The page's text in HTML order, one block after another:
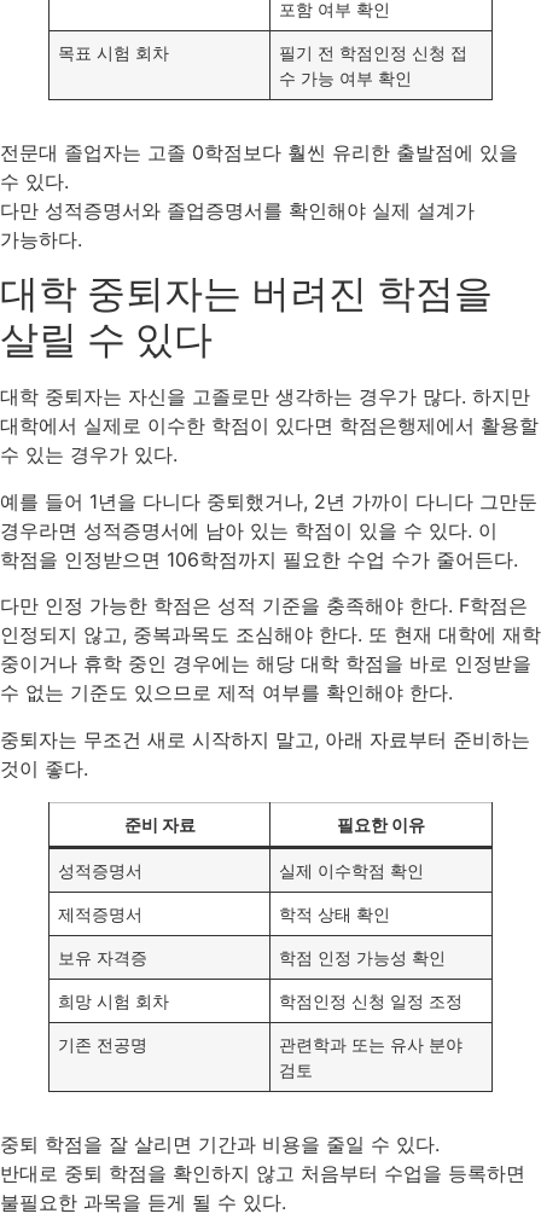
포함 여부 확인
목표 시험 회차
필기 전 학점인정 신청 접
수 가능 여부 확인
전문대 졸업자는 고졸 0학점보다 훨씬 유리한 출발점에 있을
수 있다.
다만 성적증명서와 졸업증명서를 확인해야 실제 설계가
가능하다.
대학 중퇴자는 버려진 학점을
살릴 수 있다
대학 중퇴자는 자신을 고졸로만 생각하는 경우가 많다. 하지만
대학에서 실제로 이수한 학점이 있다면 학점은행제에서 활용할
수 있는 경우가 있다.
예를 들어 1년을 다니다 중퇴했거나, 2년 가까이 다니다 그만둔
경우라면 성적증명서에 남아 있는 학점이 있을 수 있다. 이
학점을 인정받으면 106학점까지 필요한 수업 수가 줄어든다.
다만 인정 가능한 학점은 성적 기준을 충족해야 한다. F학점은
인정되지 않고, 중복과목도 조심해야 한다. 또 현재 대학에 재학
중이거나 휴학 중인 경우에는 해당 대학 학점을 바로 인정받을
수 없는 기준도 있으므로 제적 여부를 확인해야 한다.
중퇴자는 무조건 새로 시작하지 말고, 아래 자료부터 준비하는
것이 좋다.
준비 자료 필요한 이유
성적증명서 실제 이수학점 확인
제적증명서 학적 상태 확인
보유 자격증 학점 인정 가능성 확인
희망 시험 회차 학점인정 신청 일정 조정
기존 전공명
관련학과 또는 유사 분야
검토
중퇴 학점을 잘 살리면 기간과 비용을 줄일 수 있다.
반대로 중퇴 학점을 확인하지 않고 처음부터 수업을 등록하면
불필요한 과목을 듣게 될 수 있다.